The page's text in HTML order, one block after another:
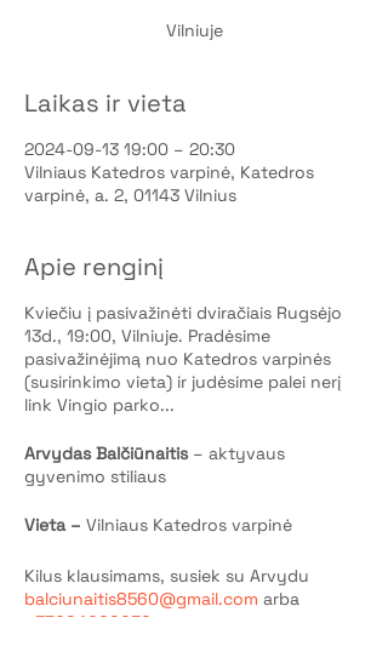
Vilniuje
Laikas ir vieta
2024-09-13 19:00 – 20:30
Vilniaus Katedros varpinė, Katedros
varpinė, a. 2, 01143 Vilnius
Apie renginį
Kviečiu į pasivažinėti dviračiais Rugsėjo
13d., 19:00, Vilniuje. Pradėsime
pasivažinėjimą nuo Katedros varpinės
(susirinkimo vieta) ir judėsime palei nerį
link Vingio parko...
Arvydas Balčiūnaitis – aktyvaus
gyvenimo stiliaus
Vieta – Vilniaus Katedros varpinė
Kilus klausimams, susiek su Arvydu
balciunaitis8560@gmail.com arba
37064066632